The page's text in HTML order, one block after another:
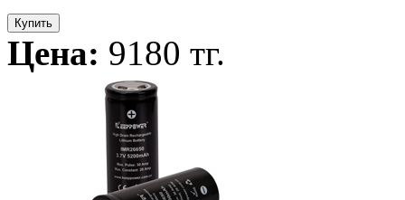
Купить
Цена: 9180 тг.